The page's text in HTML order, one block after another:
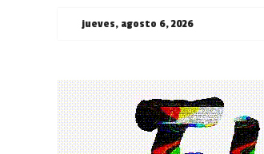
Saltarjueves, agosto 6, 2026
¯\_(ツ)_/
¯